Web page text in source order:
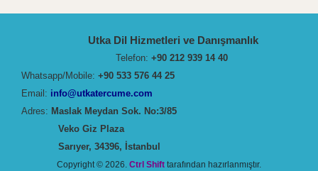
Utka Dil Hizmetleri ve Danışmanlık
Telefon: +90 212 939 14 40
Whatsapp/Mobile: +90 533 576 44 25
Email: info@utkatercume.com
Adres: Maslak Meydan Sok. No:3/85
Veko Giz Plaza
Sarıyer, 34396, İstanbul
Copyright © 2026. Ctrl Shift tarafından hazırlanmıştır.